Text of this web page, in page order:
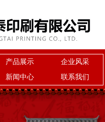
产品展示
企业风采
新闻中心 联系我们